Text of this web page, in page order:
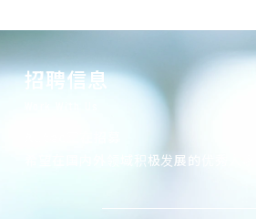
招聘信息
希望在国内外领域积极发展的优秀人才。